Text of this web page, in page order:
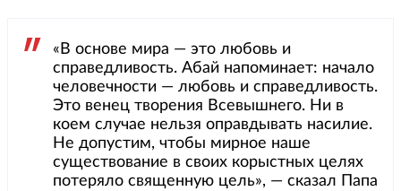
«В основе мира — это любовь и
справедливость. Абай напоминает: начало
человечности — любовь и справедливость.
Это венец творения Всевышнего. Ни в
коем случае нельзя оправдывать насилие.
Не допустим, чтобы мирное наше
существование в своих корыстных целях
потеряло священную цель», — сказал Папа